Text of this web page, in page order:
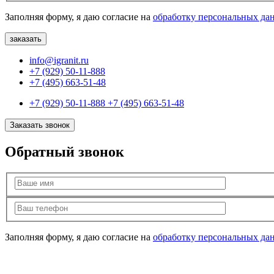
Заполняя форму, я даю согласие на обработку персональных
info@igranit.ru
+7 (929) 50-11-888
+7 (495) 663-51-48
+7 (929) 50-11-888 +7 (495) 663-51-48
Заказать звонок
Обратный звонок
Заполняя форму, я даю согласие на обработку персональных